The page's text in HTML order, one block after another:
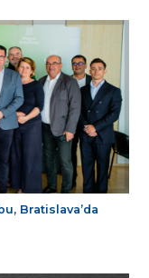
Bratislava’da